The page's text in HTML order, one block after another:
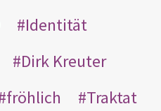
Identität
Dirk Kreuter
fröhlich
Traktat